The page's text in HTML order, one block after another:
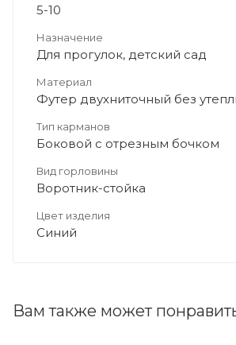
5-10
Назначение
Для прогулок, детский сад
Материал
Футер двухниточный без
Тип карманов
Боковой с отрезным бочком
Вид горловины
Воротник-стойка
Цвет изделия
Синий
Вам также может